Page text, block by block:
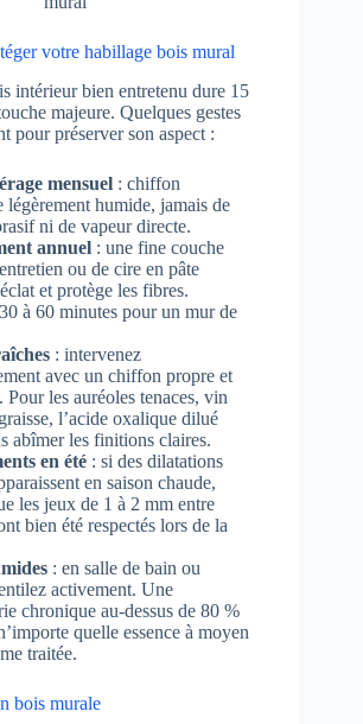
votre habillage bois mural
intérieur bien entretenu dure 15
majeure. Quelques gestes
pour préserver son aspect :
mensuel : chiffon
légèrement humide, jamais de
ni de vapeur directe.
annuel : une fine couche
ou de cire en pâte
et protège les fibres.
à 60 minutes pour un mur de
: intervenez
avec un chiffon propre et
Pour les auréoles tenaces, vin
l’acide oxalique dilué
abîmer les finitions claires.
en été : si des dilatations
en saison chaude,
les jeux de 1 à 2 mm entre
bien été respectés lors de la
: en salle de bain ou
activement. Une
chronique au-dessus de 80 %
quelle essence à moyen
traitée.
bois murale